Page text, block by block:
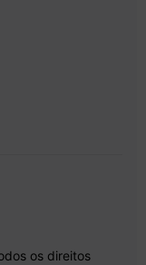
os direitos